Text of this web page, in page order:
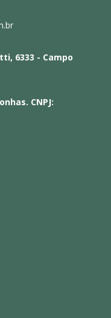
6333 - Campo
CNPJ: